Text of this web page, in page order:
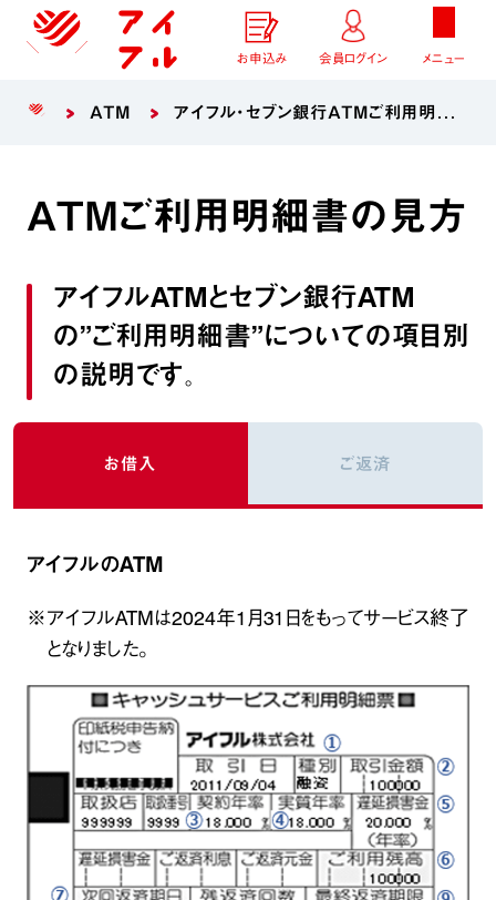
お申込み 会員ログイン メニュー
ATM アイフル・セブン銀行ATMご利用明細書の見方
ATMご利用明細書の見方
アイフルATMとセブン銀行ATM
の”ご利用明細書”についての項目別
の説明です。
お借入 ご返済
アイフルのATM
※アイフルATMは2024年1月31日をもってサービス終了
となりました。